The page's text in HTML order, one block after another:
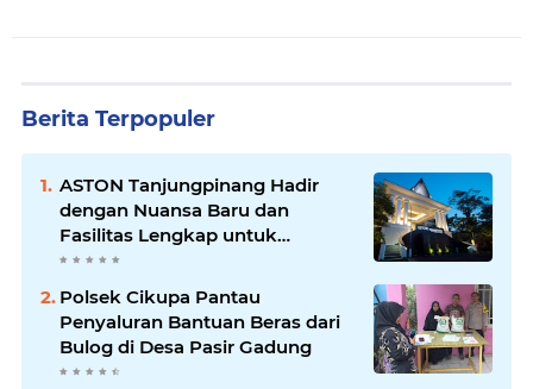
Berita Terpopuler
ASTON Tanjungpinang Hadir
dengan Nuansa Baru dan
Fasilitas Lengkap untuk
Kenyamanan Tamu
Polsek Cikupa Pantau
Penyaluran Bantuan Beras dari
Bulog di Desa Pasir Gadung